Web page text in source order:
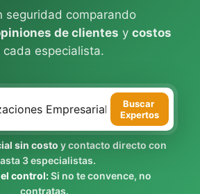
seguridad comparando
de clientes y costos
cada especialista.
Buscar
Expertos
sin costo y contacto directo con
3 especialistas.
control:Si no te convence, no
contratas.